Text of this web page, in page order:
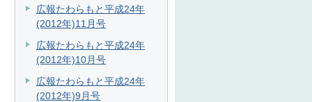
広報たわらもと平成24年
(2012年)11月号
広報たわらもと平成24年
(2012年)10月号
広報たわらもと平成24年
(2012年)9月号